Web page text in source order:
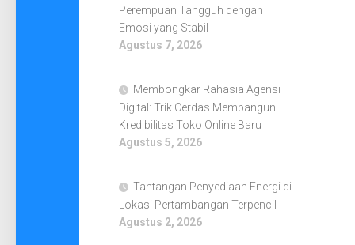
Perempuan Tangguh dengan
Emosi yang Stabil
Agustus 7, 2026
Membongkar Rahasia Agensi
Digital: Trik Cerdas Membangun
Kredibilitas Toko Online Baru
Agustus 5, 2026
Tantangan Penyediaan Energi di
Lokasi Pertambangan Terpencil
Agustus 2, 2026